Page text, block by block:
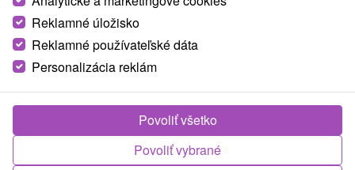
Reklamné úložisko
Reklamné používateľské dáta
Personalizácia reklám
Povoliť vybrané
Povoliť všetko